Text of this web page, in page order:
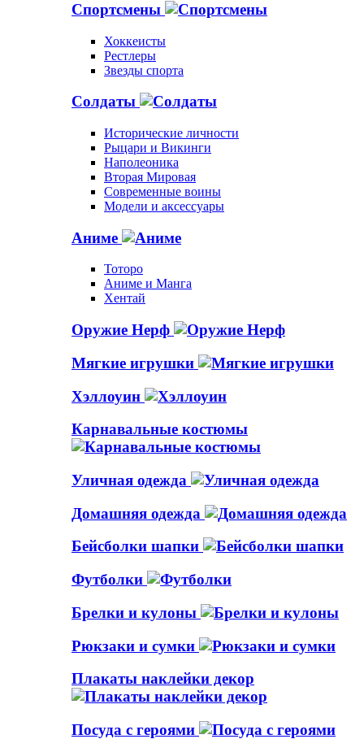
Спортсмены
Хоккеисты
Рестлеры
Звезды спорта
Солдаты
Исторические личности
Рыцари и Викинги
Наполеоника
Вторая Мировая
Современные воины
Модели и аксессуары
Аниме
Тоторо
Аниме и Манга
Хентай
Оружие Нерф
Мягкие игрушки
Хэллоуин
Карнавальные костюмы
Уличная одежда
Домашняя одежда
Бейсболки шапки
Футболки
Брелки и кулоны
Рюкзаки и сумки
Плакаты наклейки декор
Посуда с героями